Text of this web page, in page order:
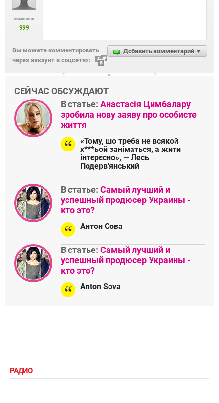
символов
999
Добавить комментарий
Вы можете комментировать
через аккаунт в соцсетях:
СЕЙЧАС ОБСУЖДАЮТ
В статье: Анастасія Цимбалару
зробила нову заяву про особисте
життя
«Тому, шо треба не всякой
х***ьой заніматься, а жити
інтєрєсно», — Лесь
Подерв'янський
В статье: Самый лучший и
успешный продюсер Украины -
кто это?
Антон Сова
В статье: Самый лучший и
успешный продюсер Украины -
кто это?
Anton Sova
РАДИО